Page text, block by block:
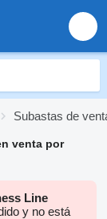
Subastas de
venta por
Line
y no está